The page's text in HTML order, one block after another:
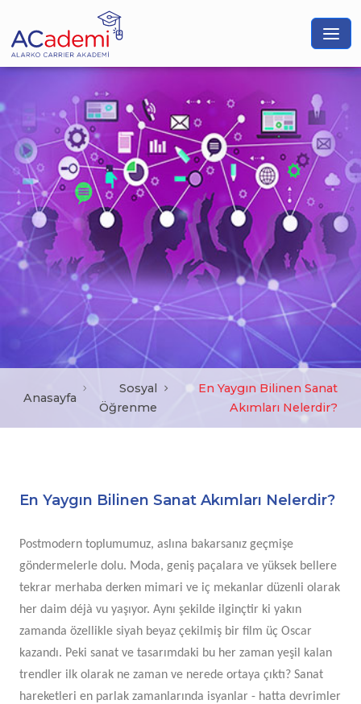
Anasayfa
Sosyal
Öğrenme
En Yaygın Bilinen Sanat
Akımları Nelerdir?
En Yaygın Bilinen Sanat Akımları Nelerdir?
Postmodern toplumumuz, aslına bakarsanız geçmişe
göndermelerle dolu. Moda, geniş paçalara ve yüksek bellere
tekrar merhaba derken mimari ve iç mekanlar düzenli olarak
her daim déjà vu yaşıyor. Aynı şekilde ilginçtir ki yakın
zamanda özellikle siyah beyaz çekilmiş bir film üç Oscar
kazandı. Peki sanat ve tasarımdaki bu her zaman yeşil kalan
trendler ilk olarak ne zaman ve nerede ortaya çıktı? Sanat
hareketleri en parlak zamanlarında isyanlar - hatta devrimler